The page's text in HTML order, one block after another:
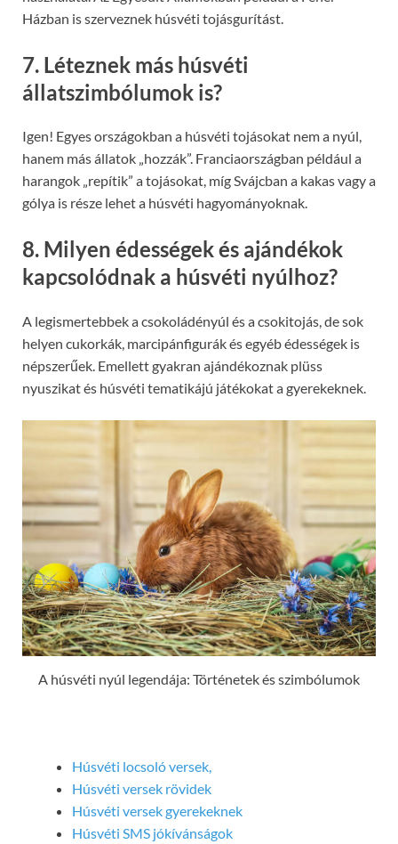
Házban is szerveznek húsvéti tojásgurítást.
7. Léteznek más húsvéti
állatszimbólumok is?
Igen! Egyes országokban a húsvéti tojásokat nem a nyúl,
hanem más állatok „hozzák”. Franciaországban például a
harangok „repítik” a tojásokat, míg Svájcban a kakas vagy a
gólya is része lehet a húsvéti hagyományoknak.
8. Milyen édességek és ajándékok
kapcsolódnak a húsvéti nyúlhoz?
A legismertebbek a csokoládényúl és a csokitojás, de sok
helyen cukorkák, marcipánfigurák és egyéb édességek is
népszerűek. Emellett gyakran ajándékoznak plüss
nyuszikat és húsvéti tematikájú játékokat a gyerekeknek.
A húsvéti nyúl legendája: Történetek és szimbólumok
Húsvéti locsoló versek,
Húsvéti versek rövidek
Húsvéti versek gyerekeknek
Húsvéti SMS jókívánságok